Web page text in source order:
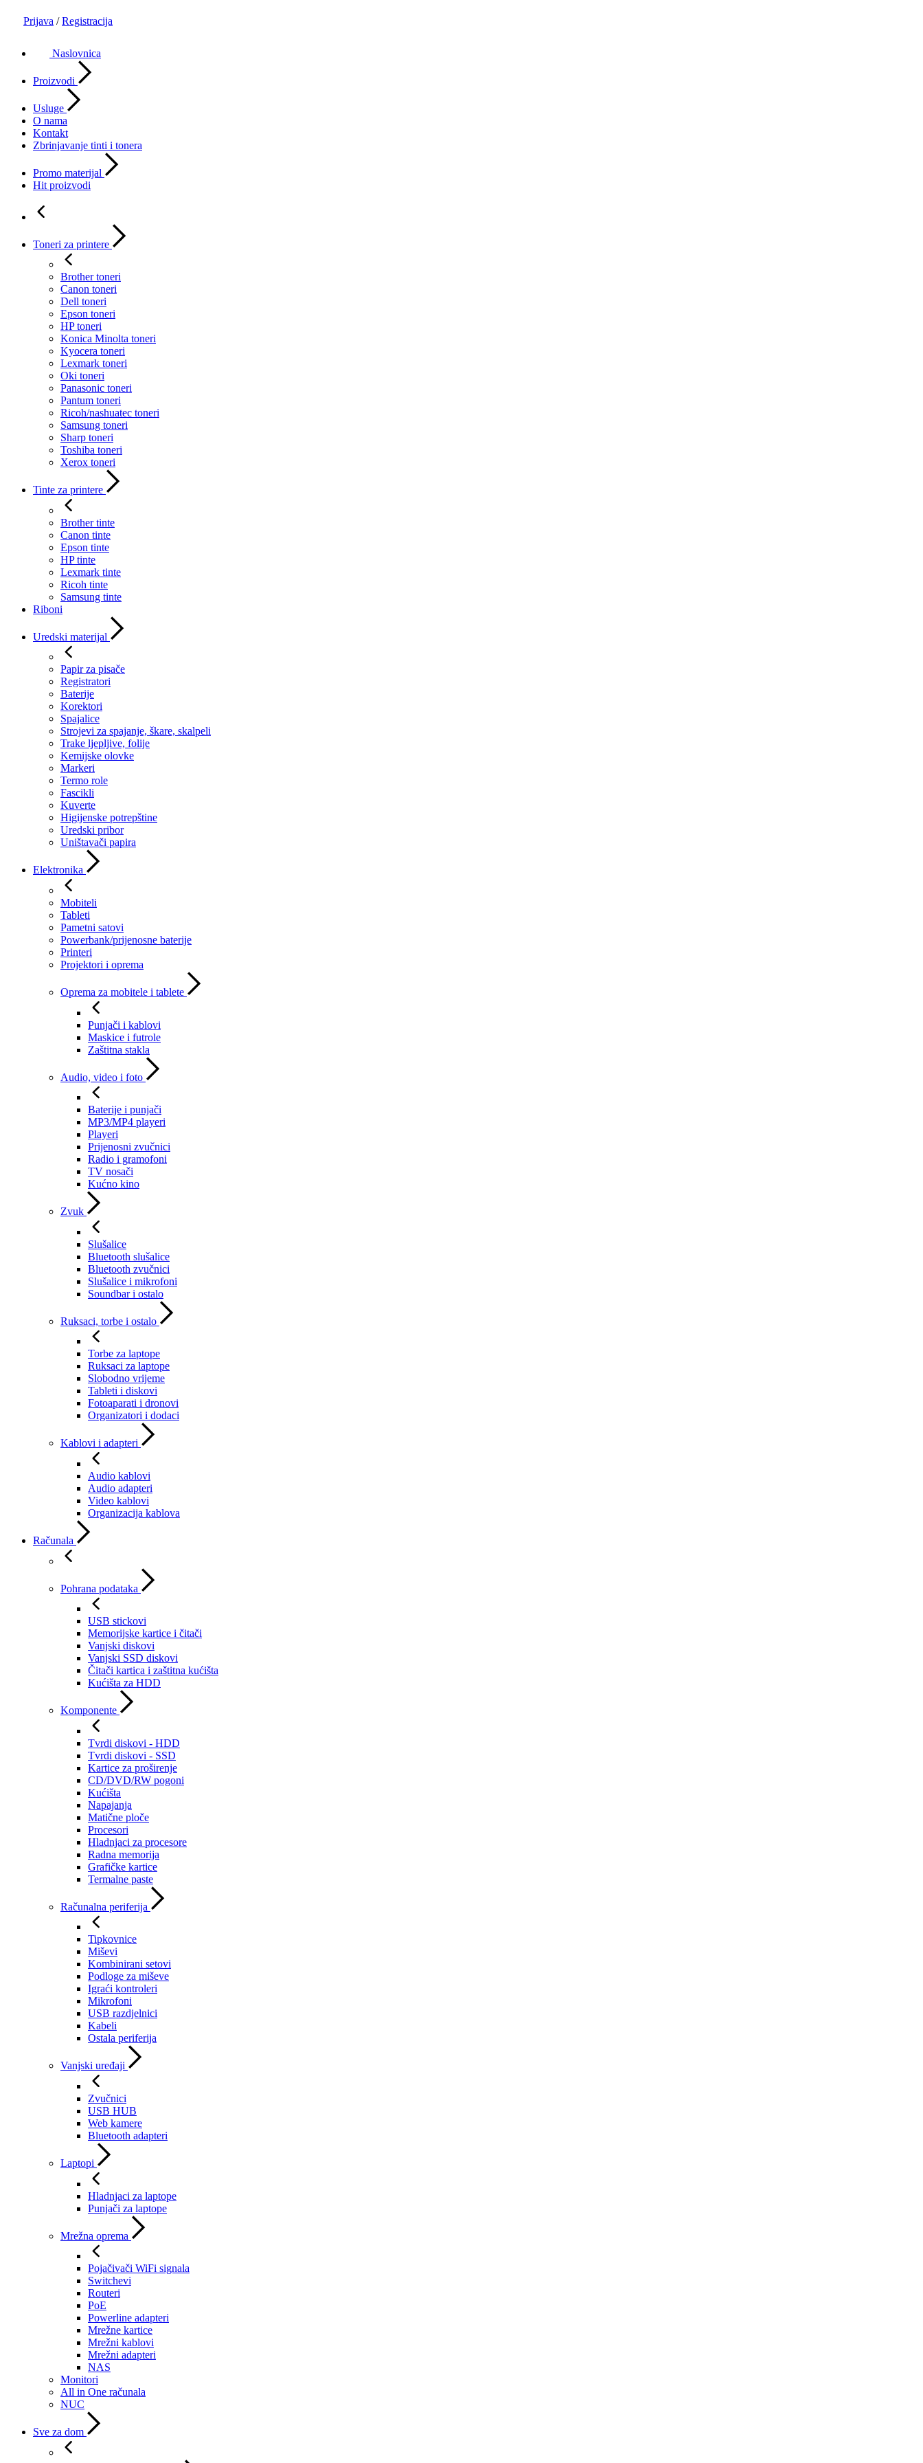
Prijava / Registracija
Naslovnica
Proizvodi
Usluge
O nama
Kontakt
Zbrinjavanje tinti i tonera
Promo materijal
Hit proizvodi
Toneri za printere
Brother toneri
Canon toneri
Dell toneri
Epson toneri
HP toneri
Konica Minolta toneri
Kyocera toneri
Lexmark toneri
Oki toneri
Panasonic toneri
Pantum toneri
Ricoh/nashuatec toneri
Samsung toneri
Sharp toneri
Toshiba toneri
Xerox toneri
Tinte za printere
Brother tinte
Canon tinte
Epson tinte
HP tinte
Lexmark tinte
Ricoh tinte
Samsung tinte
Riboni
Uredski materijal
Papir za pisače
Registratori
Baterije
Korektori
Spajalice
Strojevi za spajanje, škare, skalpeli
Trake ljepljive, folije
Kemijske olovke
Markeri
Termo role
Fascikli
Kuverte
Higijenske potrepštine
Uredski pribor
Uništavači papira
Elektronika
Mobiteli
Tableti
Pametni satovi
Powerbank/prijenosne baterije
Printeri
Projektori i oprema
Oprema za mobitele i tablete
Punjači i kablovi
Maskice i futrole
Zaštitna stakla
Audio, video i foto
Baterije i punjači
MP3/MP4 playeri
Playeri
Prijenosni zvučnici
Radio i gramofoni
TV nosači
Kućno kino
Zvuk
Slušalice
Bluetooth slušalice
Bluetooth zvučnici
Slušalice i mikrofoni
Soundbar i ostalo
Ruksaci, torbe i ostalo
Torbe za laptope
Ruksaci za laptope
Slobodno vrijeme
Tableti i diskovi
Fotoaparati i dronovi
Organizatori i dodaci
Kablovi i adapteri
Audio kablovi
Audio adapteri
Video kablovi
Organizacija kablova
Računala
Pohrana podataka
USB stickovi
Memorijske kartice i čitači
Vanjski diskovi
Vanjski SSD diskovi
Čitači kartica i zaštitna kućišta
Kućišta za HDD
Komponente
Tvrdi diskovi - HDD
Tvrdi diskovi - SSD
Kartice za proširenje
CD/DVD/RW pogoni
Kućišta
Napajanja
Matične ploče
Procesori
Hladnjaci za procesore
Radna memorija
Grafičke kartice
Termalne paste
Računalna periferija
Tipkovnice
Miševi
Kombinirani setovi
Podloge za miševe
Igraći kontroleri
Mikrofoni
USB razdjelnici
Kabeli
Ostala periferija
Vanjski uređaji
Zvučnici
USB HUB
Web kamere
Bluetooth adapteri
Laptopi
Hladnjaci za laptope
Punjači za laptope
Mrežna oprema
Pojačivači WiFi signala
Switchevi
Routeri
PoE
Powerline adapteri
Mrežne kartice
Mrežni kablovi
Mrežni adapteri
NAS
Monitori
All in One računala
NUC
Sve za dom